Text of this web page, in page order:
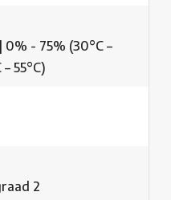
0% - 75% (30°C –
55°C)
2